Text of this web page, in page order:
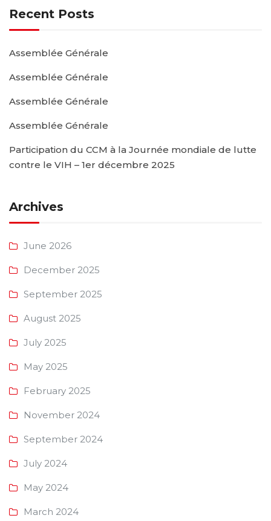
Recent Posts
Assemblée Générale
Assemblée Générale
Assemblée Générale
Assemblée Générale
Participation du CCM à la Journée mondiale de lutte
contre le VIH – 1er décembre 2025
Archives
June 2026
December 2025
September 2025
August 2025
July 2025
May 2025
February 2025
November 2024
September 2024
July 2024
May 2024
March 2024